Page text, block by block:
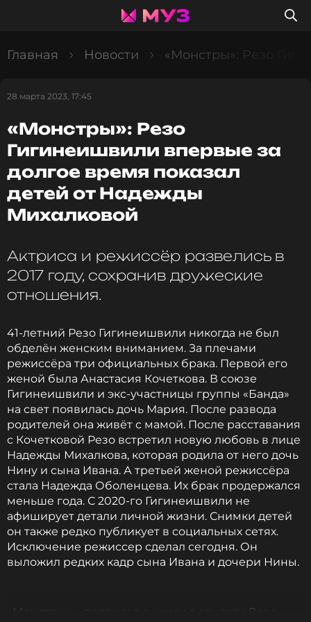
Главная Новости «Монстры»: Резо
28 марта 2023, 17:45
«Монстры»: Резо
Гигинеишвили впервые за
долгое время показал
детей от Надежды
Михалковой
Актриса и режиссёр развелись в
2017 году, сохранив дружеские
отношения.
41-летний Резо Гигинеишвили никогда не был
обделён женским вниманием. За плечами
режиссёра три официальных брака. Первой его
женой была Анастасия Кочеткова. В союзе
Гигинеишвили и экс-участницы группы «Банда»
на свет появилась дочь Мария. После развода
родителей она живёт с мамой. После расставания
с Кочетковой Резо встретил новую любовь в лице
Надежды Михалкова, которая родила от него дочь
Нину и сына Ивана. А третьей женой режиссёра
стала Надежда Оболенцева. Их брак продержался
меньше года. С 2020-го Гигинеишвили не
афиширует детали личной жизни. Снимки детей
он также редко публикует в социальных сетях.
Исключение режиссер сделал сегодня. Он
выложил редких кадр сына Ивана и дочери Нины.
«Монстры», - подписал снимок в соцсети Резо